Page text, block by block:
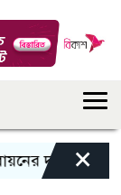
দাবিতে×